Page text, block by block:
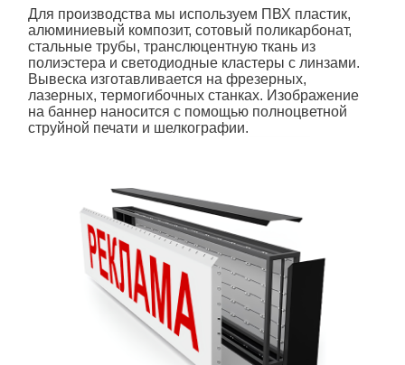
Для производства мы используем ПВХ пластик,
алюминиевый композит, сотовый поликарбонат,
стальные трубы, транслюцентную ткань из
полиэстера и светодиодные кластеры с линзами.
Вывеска изготавливается на фрезерных,
лазерных, термогибочных станках. Изображение
на баннер наносится с помощью полноцветной
струйной печати и шелкографии.